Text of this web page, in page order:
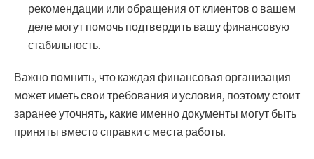
рекомендации или обращения от клиентов о вашем
деле могут помочь подтвердить вашу финансовую
стабильность.
Важно помнить, что каждая финансовая организация
может иметь свои требования и условия, поэтому стоит
заранее уточнять, какие именно документы могут быть
приняты вместо справки с места работы.